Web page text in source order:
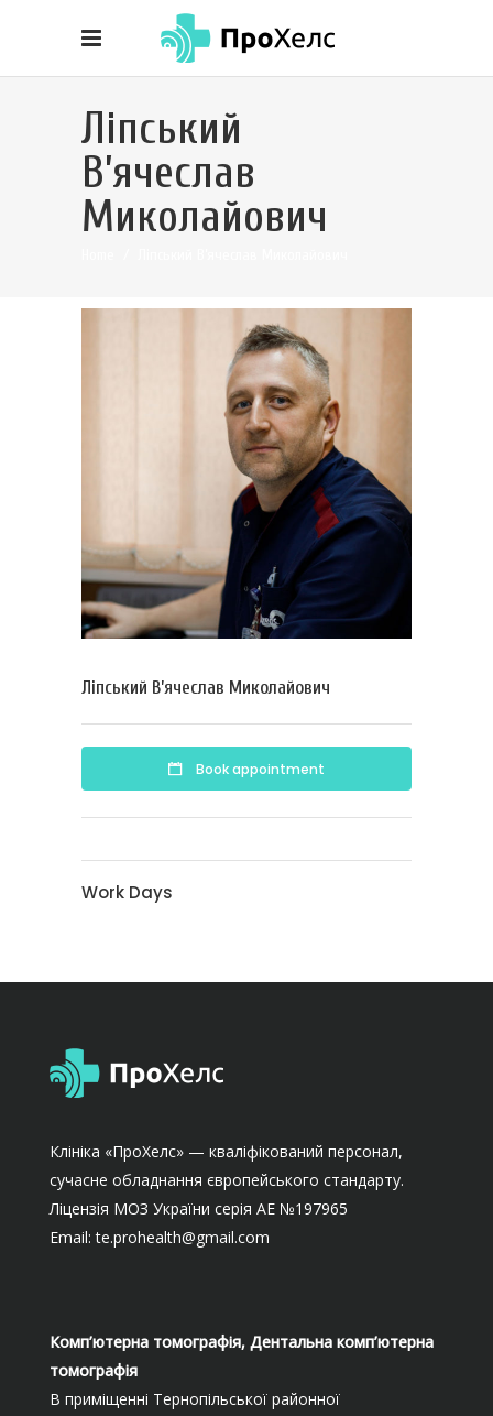
Ліпський
В’ячеслав
Миколайович
Ліпський В’ячеслав Миколайович
Book appointment
Work Days
Клініка «ПроХелс» — кваліфікований персонал,
сучасне обладнання європейського стандарту.
Ліцензія МОЗ України серія АЕ №197965
Email: te.prohealth@gmail.com
Комп’ютерна томографія, Дентальна комп’ютерна
томографія
В приміщенні Тернопільської районної